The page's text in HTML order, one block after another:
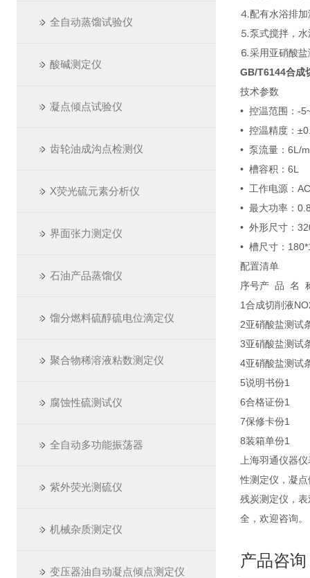
全自动蒸馏试验仪
酸碱测定仪
凝点倾点试验仪
齿轮油成沟点检测仪
X荧光硫元素分析仪
界面张力测定仪
石油产品蒸馏仪
馏分燃料硫醇硫电位滴定仪
聚合物稀溶液粘数测定仪
腐蚀性硫测试仪
全自动多功能振荡器
紫外荧光测硫仪
机械杂质测定仪
变压器油自动凝点倾点测定仪
⒋配有水浴排加
⒌泵式搅拌，水
⒍采用亚硝酸盐
GB/T6144合成
技术参数
• 控温范围：-
• 控温精度：
• 泵流量：6L/
• 槽容积：6L
• 工作电源：
• 最大功率：
• 外形尺寸：
• 槽尺寸：
配置清单
序号产 品 名
1合成切削液
2亚硝酸盐测试
3亚硝酸盐测试
4亚硝酸盐测试
5说明书份1
6合格证份1
7保修卡份1
8装箱单份1
上海羽通仪器
性测定仪，凝
残炭测定仪，
全，欢迎咨询。
产品咨询